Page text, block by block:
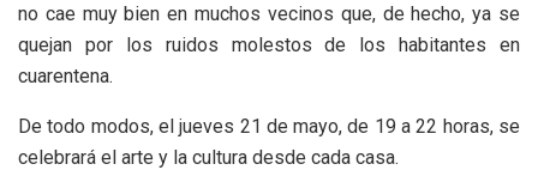
no cae muy bien en muchos vecinos que, de hecho, ya se
quejan por los ruidos molestos de los habitantes en
cuarentena.
De todo modos, el jueves 21 de mayo, de 19 a 22 horas, se
celebrará el arte y la cultura desde cada casa.